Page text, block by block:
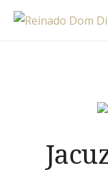
Skip